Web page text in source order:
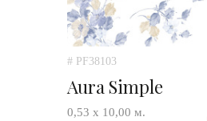
# PF38103
Aura Simple
0,53 х 10,00 м.